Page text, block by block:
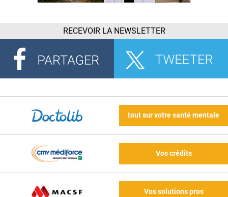
RECEVOIR LA NEWSLETTER
tout sur votre santé mentale
Vos crédits
Vos solutions pros